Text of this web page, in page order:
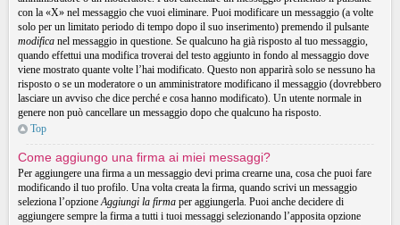
con la «X» nel messaggio che vuoi eliminare. Puoi modificare un messaggio (a volte
solo per un limitato periodo di tempo dopo il suo inserimento) premendo il pulsante
modifica nel messaggio in questione. Se qualcuno ha già risposto al tuo messaggio,
quando effettui una modifica troverai del testo aggiunto in fondo al messaggio dove
viene mostrato quante volte l’hai modificato. Questo non apparirà solo se nessuno ha
risposto o se un moderatore o un amministratore modificano il messaggio (dovrebbero
lasciare un avviso che dice perché e cosa hanno modificato). Un utente normale in
genere non può cancellare un messaggio dopo che qualcuno ha risposto.
Top
Come aggiungo una firma ai miei messaggi?
Per aggiungere una firma a un messaggio devi prima crearne una, cosa che puoi fare
modificando il tuo profilo. Una volta creata la firma, quando scrivi un messaggio
seleziona l’opzioneAggiungi la firma per aggiungerla. Puoi anche decidere di
aggiungere sempre la firma a tutti i tuoi messaggi selezionando l’apposita opzione